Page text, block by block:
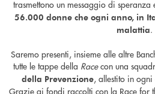
trasmettono un messaggio di
56.000 donne che ogni anno, in
malattia.
Saremo presenti, insieme alle altre
tutte le tappe della Racecon una
della Prevenzione, allestito in ogni
Grazie ai fondi raccolti con la Race for